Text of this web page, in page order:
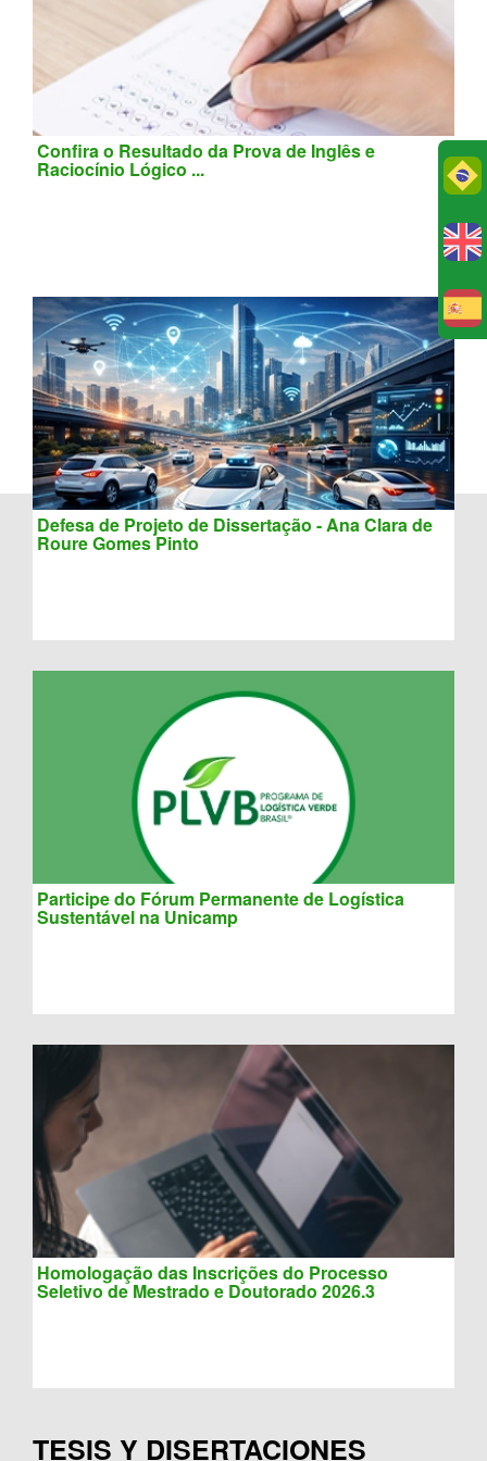
Confira o Resultado da Prova de Inglês e
Raciocínio Lógico ...
Defesa de Projeto de Dissertação - Ana Clara de
Roure Gomes Pinto
Participe do Fórum Permanente de Logística
Sustentável na Unicamp
Homologação das Inscrições do Processo
Seletivo de Mestrado e Doutorado 2026.3
TESIS Y DISERTACIONES